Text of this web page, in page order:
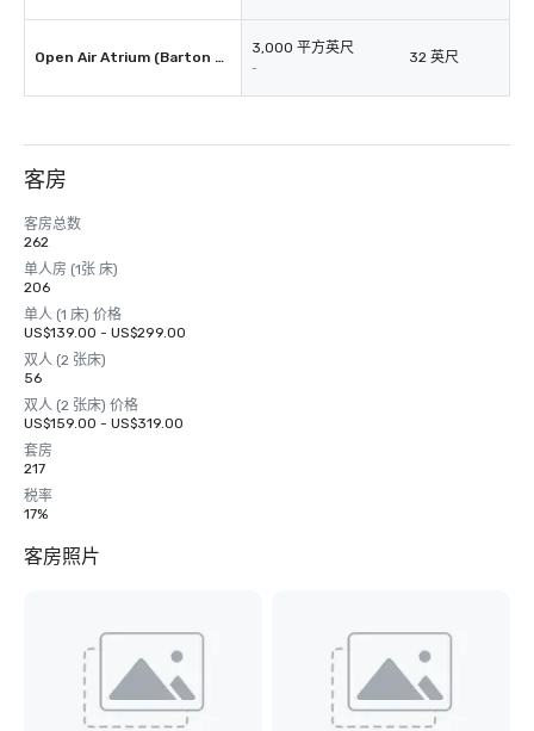
Open Air Atrium (Barton Springs)
3,000 平方英尺
-
32 英尺
客房
客房总数
262
单人房 (1张 床)
206
单人 (1 床) 价格
US$139.00 - US$299.00
双人 (2 张床)
56
双人 (2 张床) 价格
US$159.00 - US$319.00
套房
217
税率
17%
客房照片